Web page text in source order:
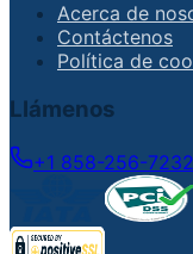
Acerca de
Contáctenos
Política de
Llámenos
+1 858-256-7232